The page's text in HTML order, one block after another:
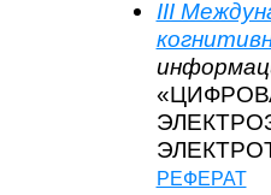
III
РЕФЕРАТ